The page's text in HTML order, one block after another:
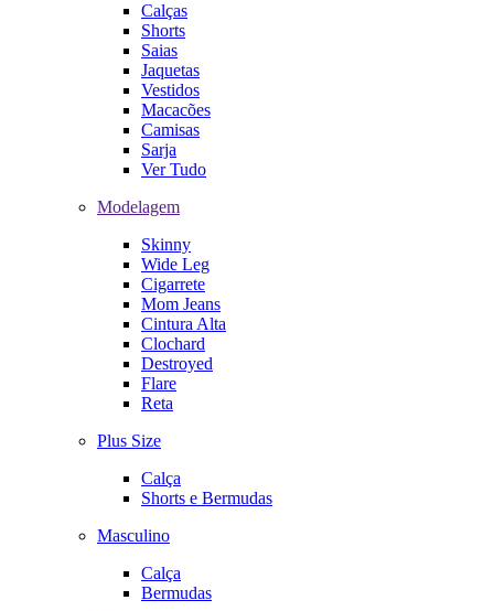
Calças
Shorts
Saias
Jaquetas
Vestidos
Macacões
Camisas
Sarja
Ver Tudo
Modelagem
Skinny
Wide Leg
Cigarrete
Mom Jeans
Cintura Alta
Clochard
Destroyed
Flare
Reta
Plus Size
Calça
Shorts e Bermudas
Masculino
Calça
Bermudas